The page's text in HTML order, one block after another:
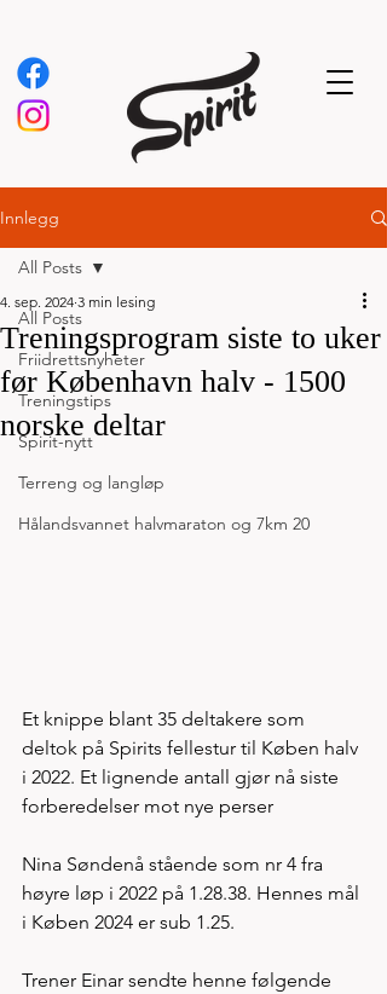
Innlegg
All Posts
Friidrettsnyheter
Treningstips
Spirit-nytt
Terreng og langløp
Hålandsvannet halvmaraton og 7km 20
All Posts
Treningsprogram siste to uker
før København halv - 1500
norske deltar
4. sep. 2024 3 min lesing
Et knippe blant 35 deltakere som
deltok på Spirits fellestur til Køben halv
i 2022. Et lignende antall gjør nå siste
forberedelser mot nye perser
Nina Søndenå stående som nr 4 fra
høyre løp i 2022 på 1.28.38. Hennes mål
i Køben 2024 er sub 1.25.
Trener Einar sendte henne følgende